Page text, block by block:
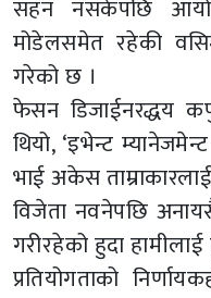
सहन नसकेपछि
मोडेलसमेत रहेकी
गरेको छ ।
फेसन डिजाईनरद्धय
थियो, ‘इभेन्ट
भाई अकेस
विजेता नवनेपछि
गरीरहेको हुदा
प्रतियोगताको